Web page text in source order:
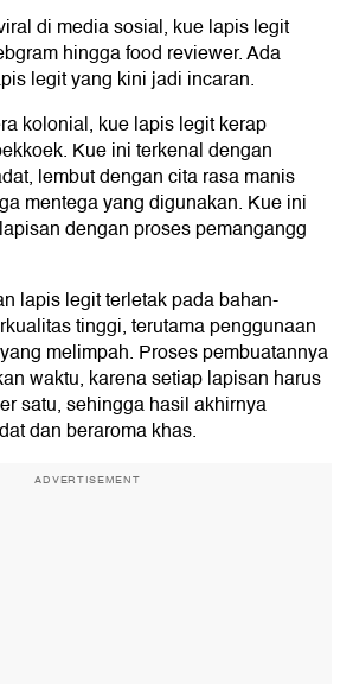
di media sosial, kue lapis legit
hingga food reviewer. Ada
legit yang kini jadi incaran.
kolonial, kue lapis legit kerap
Kue ini terkenal dengan
lembut dengan cita rasa manis
mentega yang digunakan. Kue ini
dengan proses pemangangg
lapis legit terletak pada bahan-
tinggi, terutama penggunaan
melimpah. Proses pembuatannya
waktu, karena setiap lapisan harus
satu, sehingga hasil akhirnya
dan beraroma khas.
ADVERTISEMENT